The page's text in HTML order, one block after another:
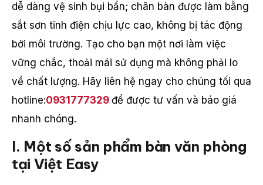
dễ dàng vệ sinh bụi bẩn; chân bàn được làm bằng
sắt sơn tĩnh điện chịu lực cao, không bị tác động
bởi môi trường. Tạo cho bạn một nơi làm việc
vững chắc, thoải mái sử dụng mà không phải lo
về chất lượng. Hãy liên hệ ngay cho chúng tối qua
hotline:0931777329 để được tư vấn và báo giá
nhanh chóng.
I. Một số sản phẩm bàn văn phòng
tại Việt Easy